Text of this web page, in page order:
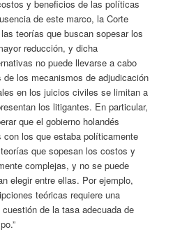
y beneficios de las políticas
de este marco, la Corte
teorías que buscan sopesar los
reducción, y dicha
no puede llevarse a cabo
los mecanismos de adjudicación
en los juicios civiles se limitan a
los litigantes. En particular,
que el gobierno holandés
los que estaba políticamente
que sopesan los costos y
complejas, y no se puede
elegir entre ellas. Por ejemplo,
teóricas requiere una
de la tasa adecuada de